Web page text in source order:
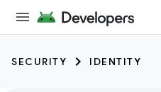
SECURITY IDENTITY